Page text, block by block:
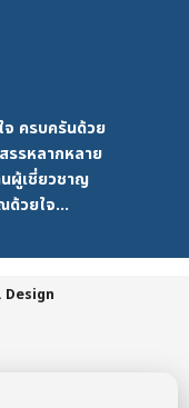
ครบครันด้วย
รหลากหลาย
ผู้เชี่ยวชาญ
ด้วยใจ...